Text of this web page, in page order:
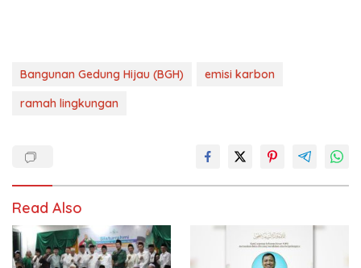
Bangunan Gedung Hijau (BGH)
emisi karbon
ramah lingkungan
Read Also